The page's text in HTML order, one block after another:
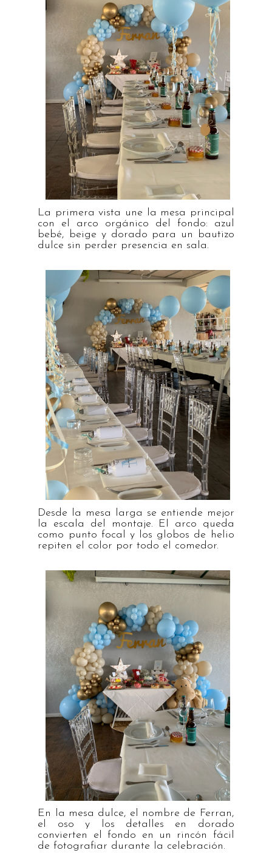
La primera vista une la mesa principal
con el arco orgánico del fondo: azul
bebé, beige y dorado para un bautizo
dulce sin perder presencia en sala.
Desde la mesa larga se entiende mejor
la escala del montaje. El arco queda
como punto focal y los globos de helio
repiten el color por todo el comedor.
En la mesa dulce, el nombre de Ferran,
el oso y los detalles en dorado
convierten el fondo en un rincón fácil
de fotografiar durante la celebración.